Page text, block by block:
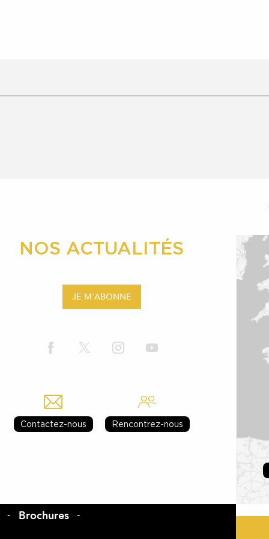
NOS ACTUALITÉS
JE M'ABONNE
Contactez-nous Rencontrez-nous
Brochures